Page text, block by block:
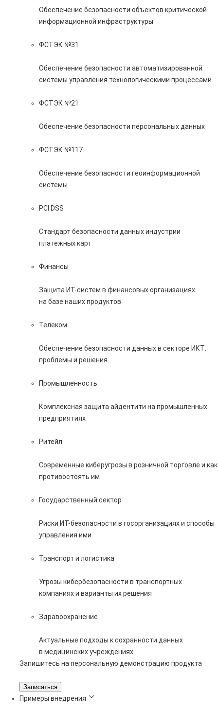
Обеспечение безопасности объектов критической
информационной инфраструктуры
ФСТЭК №31
Обеспечение безопасности автоматизированной
системы управления технологическими процессами
ФСТЭК №21
Обеспечение безопасности персональных данных
ФСТЭК №117
Обеспечение безопасности геоинформационной
системы
PCI DSS
Стандарт безопасности данных индустрии
платежных карт
Финансы
Защита ИТ-систем в финансовых организациях
на базе наших продуктов
Телеком
Обеспечение безопасности данных в секторе ИКТ:
проблемы и решения
Промышленность
Комплексная защита айдентити на промышленных
предприятиях
Ритейл
Современные киберугрозы в розничной торговле и как
противостоять им
Государственный сектор
Риски ИТ-безопасности в госорганизациях и способы
управления ими
Транспорт и логистика
Угрозы кибербезопасности в транспортных
компаниях и варианты их решения
Здравоохранение
Актуальные подходы к сохранности данных
в медицинских учреждениях
Запишитесь на персональную демонстрацию продукта
Записаться
Примеры внедрения